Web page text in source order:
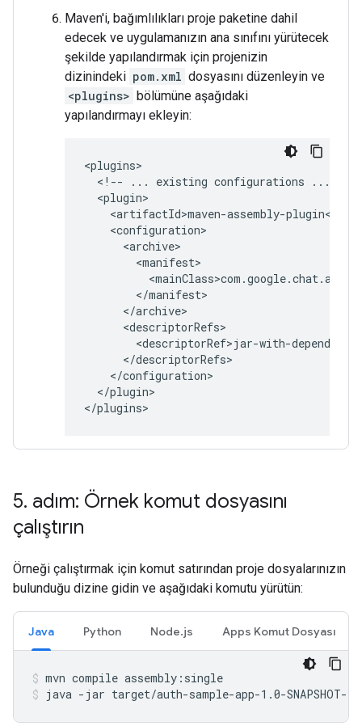
Maven'i, bağımlılıkları proje paketine dahil
edecek ve uygulamanızın ana sınıfını yürütecek
şekilde yapılandırmak için projenizin
dizinindeki pom.xml dosyasını düzenleyin ve
<plugins> bölümüne aşağıdaki
yapılandırmayı ekleyin:
<!--
... existing configurations ...
</plugin>
5. adım: Örnek komut dosyasını
çalıştırın
Örneği çalıştırmak için komut satırından proje dosyalarınızın
bulunduğu dizine gidin ve aşağıdaki komutu yürütün:
Java Python Node.js Apps Komut Dosyası
mvn compile assembly:single
java -jar target/auth-sample-app-1.0-